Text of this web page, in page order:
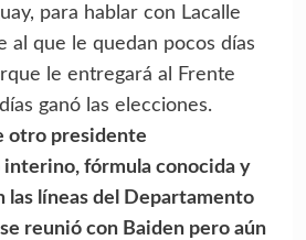
para hablar con Lacalle
al que le quedan pocos días
le entregará al Frente
ganó las elecciones.
otro presidente
fórmula conocida y
las líneas del Departamento
reunió con Baiden pero aún